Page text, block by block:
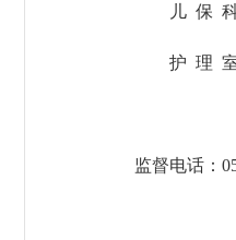
儿 保
护 理
监督电话：